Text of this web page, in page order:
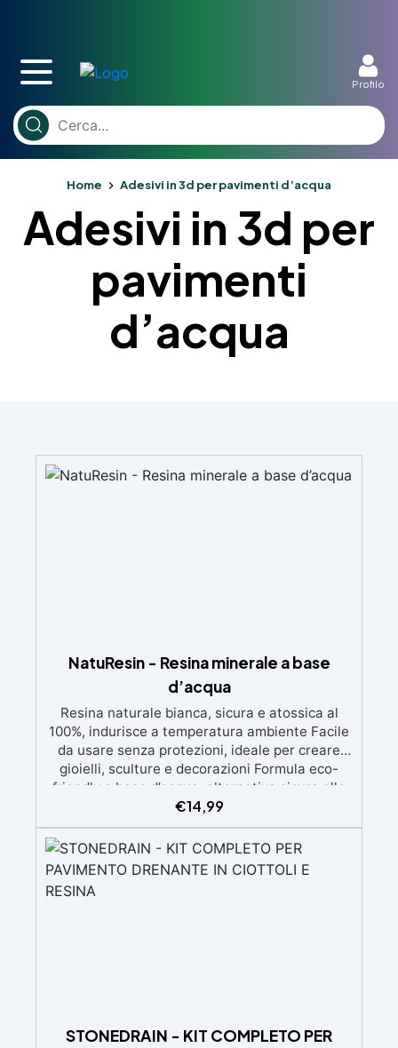
Profilo
Home Adesivi in 3d per pavimenti d’acqua
Adesivi in 3d per
pavimenti
d’acqua
NatuResin - Resina minerale a base
d’acqua
Resina naturale bianca, sicura e atossica al
100%, indurisce a temperatura ambiente Facile
da usare senza protezioni, ideale per creare
gioielli, sculture e decorazioni Formula eco-
friendly a base d’acqua, alternativa sicura alle
resine tradizionali Adatta anche ai bambini,
perfetta per un utilizzo in casa senza rischi
Multiuso e versatile, pronta in soli 30 minuti per
creazioni rapide e personalizzabili.
€14,99
STONEDRAIN - KIT COMPLETO PER